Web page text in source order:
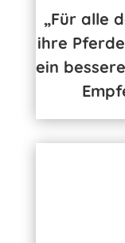
„Für alle
ihre
ein